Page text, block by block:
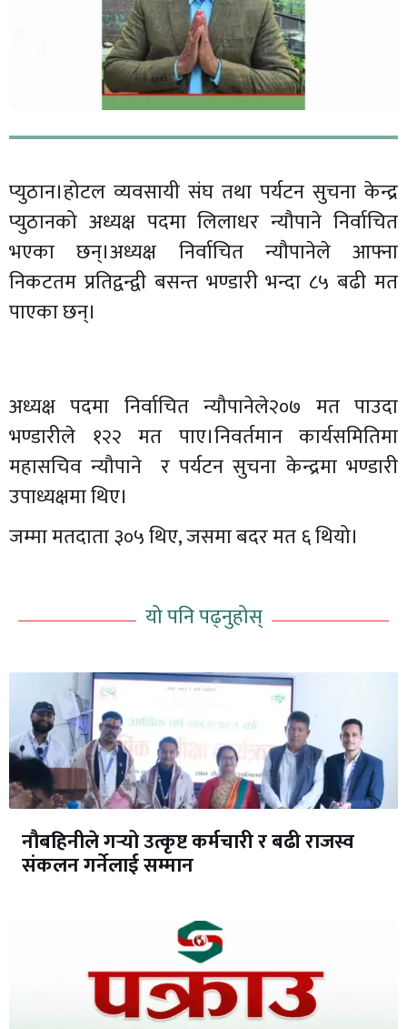
प्युठान।होटल व्यवसायी संघ तथा पर्यटन सुचना केन्द्र
प्युठानको अध्यक्ष पदमा लिलाधर न्यौपाने निर्वाचित
भएका छन्।अध्यक्ष निर्वाचित न्यौपानेले आफ्ना
निकटतम प्रतिद्वन्द्वी बसन्त भण्डारी भन्दा ८५ बढी मत
पाएका छन्।
अध्यक्ष पदमा निर्वाचित न्यौपानेले२०७ मत पाउदा
भण्डारीले १२२ मत पाए।निवर्तमान कार्यसमितिमा
महासचिव न्यौपाने र पर्यटन सुचना केन्द्रमा भण्डारी
उपाध्यक्षमा थिए।
जम्मा मतदाता ३०५ थिए, जसमा बदर मत ६ थियो।
यो पनि पढ्नुहोस्
नौबहिनीले गर्‍यो उत्कृष्ट कर्मचारी र बढी राजस्व
संकलन गर्नेलाई सम्मान